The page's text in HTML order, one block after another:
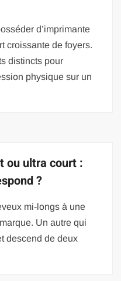
d’imprimante
croissante de foyers.
distincts pour
physique sur un
ou ultra court :
?
mi-longs à une
Un autre qui
descend de deux